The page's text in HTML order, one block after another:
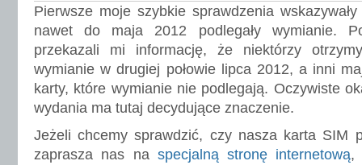
Pierwsze moje szybkie sprawdzenia
nawet do maja 2012 podlegały wymianie.
przekazali mi informację, że niektórzy
wymianie w drugiej połowie lipca 2012, a inni
karty, które wymianie nie podlegają. Oczywiste
wydania ma tutaj decydujące znaczenie.
Jeżeli chcemy sprawdzić, czy nasza karta SIM
zaprasza nas na specjalną stronę internetową,